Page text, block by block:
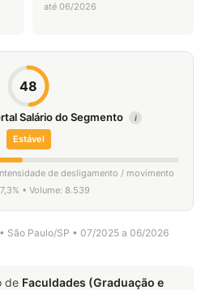
até 06/2026
48
Salário do Segmento i
Estável
de desligamento / movimento
• Volume: 8.539
São Paulo/SP • 07/2025 a 06/2026
de Faculdades (Graduação e